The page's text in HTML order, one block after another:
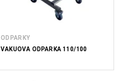
ODPARKY
VAKUOVÁ ODPARKA 110/100